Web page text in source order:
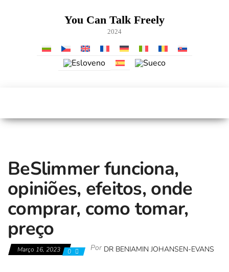
You Can Talk Freely
2024
BeSlimmer funciona,
opiniões, efeitos, onde
comprar, como tomar,
preço
Março 16, 2023 0 Por DR BENIAMIN JOHANSEN-EVANS